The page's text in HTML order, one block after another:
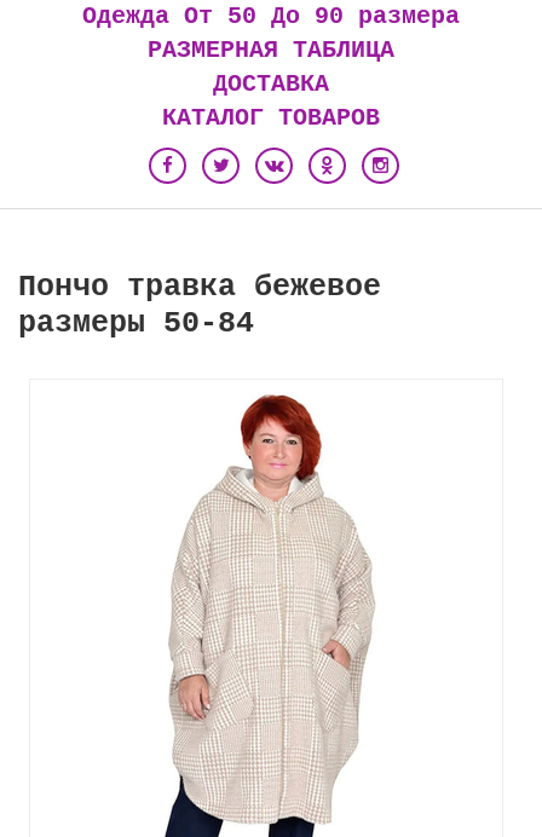
Одежда От 50 До 90 размера
РАЗМЕРНАЯ ТАБЛИЦА
ДОСТАВКА
КАТАЛОГ ТОВАРОВ
Пончо травка бежевое
размеры 50-84